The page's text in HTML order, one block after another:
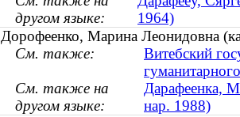
другом языке:
1964)
Дорофеенко, Марина Леонидовна
См. также:
Витебский
См. также на
другом языке:
Дарафеенка,
нар. 1988)